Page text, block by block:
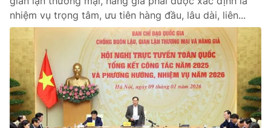
Nhân vật
Khán giả
Giải sao mai
Âm nhạc
Sao
Du lịch
Làm đẹp
Chất lượng cuộc sống
Giáo dục
Tuyển sinh
Học trực tuyến
Công nghệ
Hitech Công nghệ tương lai
Sản phẩm
Giao lưu trực tuyến
nhiệm vụ trọng tâm, ưu tiên hàng đầu, lâu dài, liên...